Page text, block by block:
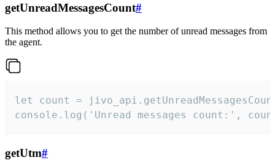
getUnreadMessagesCount#
This method allows you to get the number of unread messages from
the agent.
let count =
console.log('Unread messages count:',
getUtm#